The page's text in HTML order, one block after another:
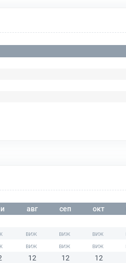
авг сеп окт
12 12 12